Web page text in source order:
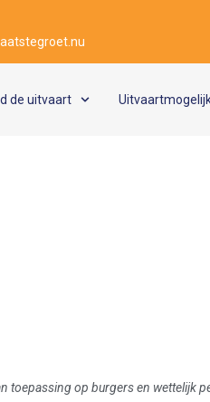
de uitvaart
toepassing op burgers en wettelijk